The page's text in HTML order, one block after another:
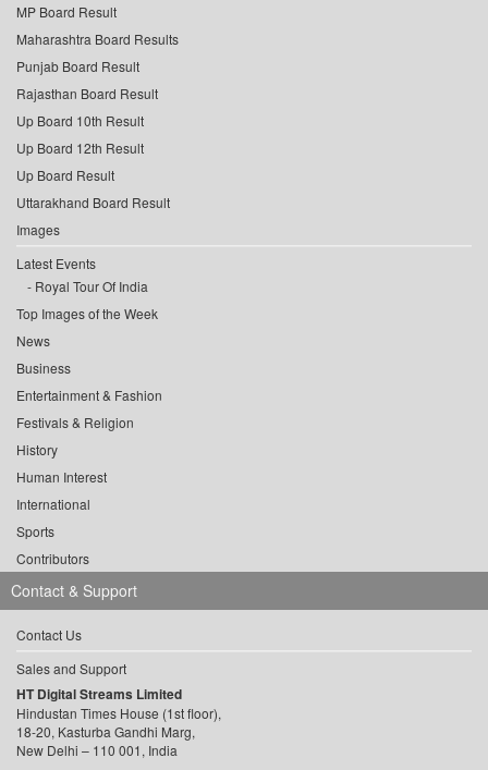
MP Board Result
Maharashtra Board Results
Punjab Board Result
Rajasthan Board Result
Up Board 10th Result
Up Board 12th Result
Up Board Result
Uttarakhand Board Result
Images
Latest Events
Royal Tour Of India
Top Images of the Week
News
Business
Entertainment & Fashion
Festivals & Religion
History
Human Interest
International
Sports
Contributors
Contact & Support
Contact Us
Sales and Support
HT Digital Streams Limited
Hindustan Times House (1st floor),
18-20, Kasturba Gandhi Marg,
New Delhi – 110 001, India